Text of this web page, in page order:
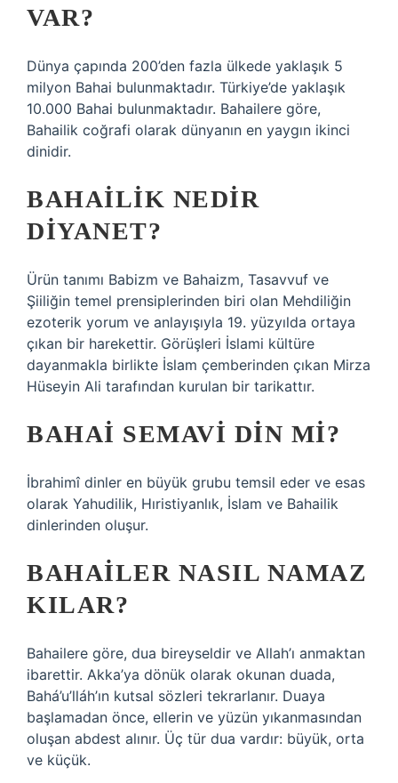
VAR?
Dünya çapında 200’den fazla ülkede yaklaşık 5
milyon Bahai bulunmaktadır. Türkiye’de yaklaşık
10.000 Bahai bulunmaktadır. Bahailere göre,
Bahailik coğrafi olarak dünyanın en yaygın ikinci
dinidir.
BAHAILIK NEDIR
DIYANET?
Ürün tanımı Babizm ve Bahaizm, Tasavvuf ve
Şiiliğin temel prensiplerinden biri olan Mehdiliğin
ezoterik yorum ve anlayışıyla 19. yüzyılda ortaya
çıkan bir harekettir. Görüşleri İslami kültüre
dayanmakla birlikte İslam çemberinden çıkan Mirza
Hüseyin Ali tarafından kurulan bir tarikattır.
BAHAI SEMAVI DIN MI?
İbrahimî dinler en büyük grubu temsil eder ve esas
olarak Yahudilik, Hıristiyanlık, İslam ve Bahailik
dinlerinden oluşur.
BAHAILER NASIL NAMAZ
KILAR?
Bahailere göre, dua bireyseldir ve Allah’ı anmaktan
ibarettir. Akka’ya dönük olarak okunan duada,
Bahá’u’lláh’ın kutsal sözleri tekrarlanır. Duaya
başlamadan önce, ellerin ve yüzün yıkanmasından
oluşan abdest alınır. Üç tür dua vardır: büyük, orta
ve küçük.